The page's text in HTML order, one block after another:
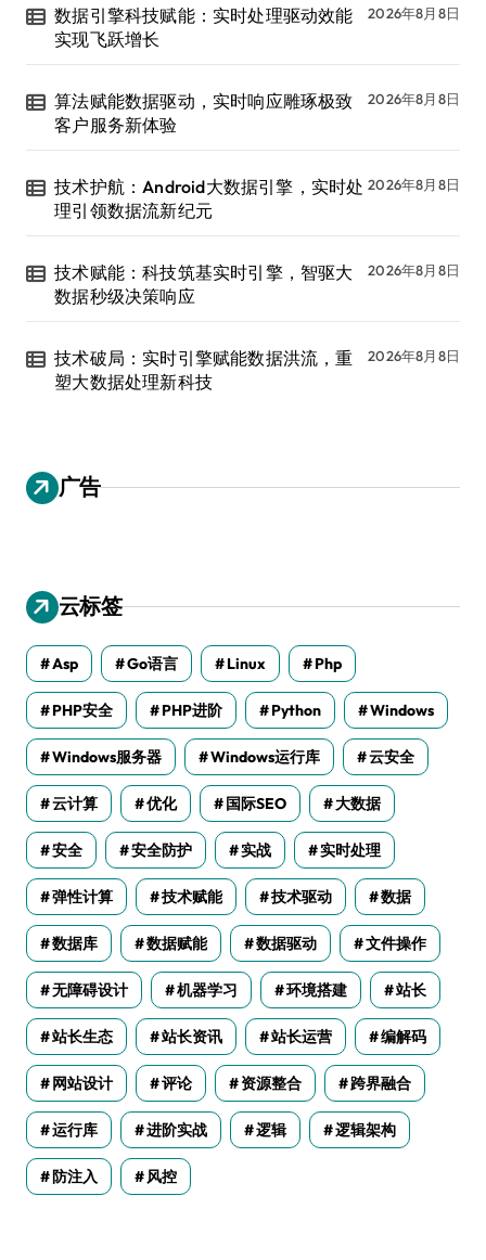
数据引擎科技赋能：实时处理驱动效能
实现飞跃增长
2026年8月8日
算法赋能数据驱动，实时响应雕琢极致
客户服务新体验
2026年8月8日
技术护航：Android大数据引擎，实时处
理引领数据流新纪元
2026年8月8日
技术赋能：科技筑基实时引擎，智驱大
数据秒级决策响应
2026年8月8日
技术破局：实时引擎赋能数据洪流，重
塑大数据处理新科技
2026年8月8日
广告
云标签
Asp Go语言 Linux Php
PHP安全 PHP进阶 Python Windows
Windows服务器 Windows运行库 云安全
云计算 优化 国际SEO 大数据
安全 安全防护 实战 实时处理
弹性计算 技术赋能 技术驱动 数据
数据库 数据赋能 数据驱动 文件操作
无障碍设计 机器学习 环境搭建 站长
站长生态 站长资讯 站长运营 编解码
网站设计 评论 资源整合 跨界融合
运行库 进阶实战 逻辑 逻辑架构
防注入 风控